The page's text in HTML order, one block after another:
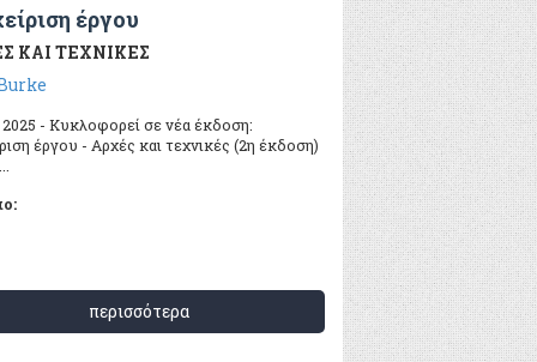
έργου
ΚΑΙ ΤΕΧΝΙΚΕΣ
- Κυκλοφορεί σε νέα έκδοση:
έργου - Αρχές και τεχνικές (2η έκδοση)
περισσότερα